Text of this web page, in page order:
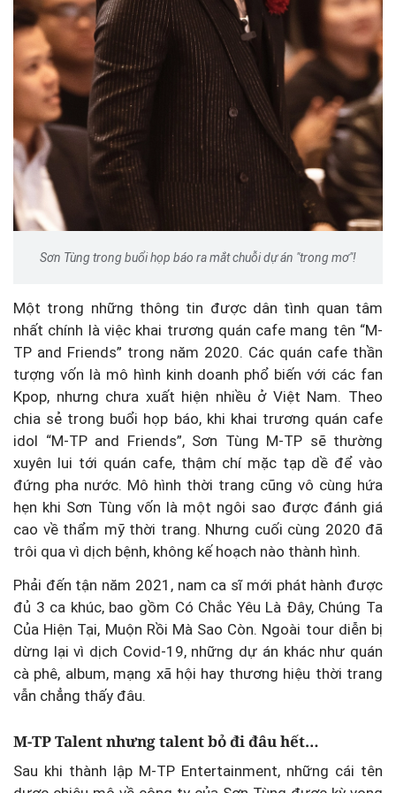
Sơn Tùng trong buổi họp báo ra mắt chuỗi dự án "trong mơ"!
Một trong những thông tin được dân tình quan tâm
nhất chính là việc khai trương quán cafe mang tên “M-
TP and Friends” trong năm 2020. Các quán cafe thần
tượng vốn là mô hình kinh doanh phổ biến với các fan
Kpop, nhưng chưa xuất hiện nhiều ở Việt Nam. Theo
chia sẻ trong buổi họp báo, khi khai trương quán cafe
idol “M-TP and Friends”, Sơn Tùng M-TP sẽ thường
xuyên lui tới quán cafe, thậm chí mặc tạp dề để vào
đứng pha nước. Mô hình thời trang cũng vô cùng hứa
hẹn khi Sơn Tùng vốn là một ngôi sao được đánh giá
cao về thẩm mỹ thời trang. Nhưng cuối cùng 2020 đã
trôi qua vì dịch bệnh, không kế hoạch nào thành hình.
Phải đến tận năm 2021, nam ca sĩ mới phát hành được
đủ 3 ca khúc, bao gồm Có Chắc Yêu Là Đây, Chúng Ta
Của Hiện Tại, Muộn Rồi Mà Sao Còn. Ngoài tour diễn bị
dừng lại vì dịch Covid-19, những dự án khác như quán
cà phê, album, mạng xã hội hay thương hiệu thời trang
vẫn chẳng thấy đâu.
M-TP Talent nhưng talent bỏ đi đâu hết…
Sau khi thành lập M-TP Entertainment, những cái tên